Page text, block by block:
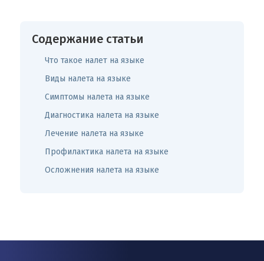
Содержание статьи
Что такое налет на языке
Виды налета на языке
Симптомы налета на языке
Диагностика налета на языке
Лечение налета на языке
Профилактика налета на языке
Осложнения налета на языке